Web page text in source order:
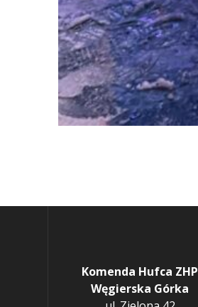
Komenda Hufca ZHP
Węgierska Górka